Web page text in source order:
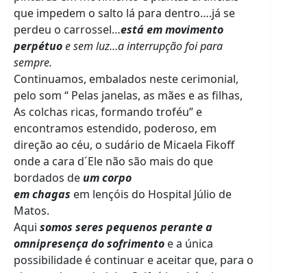
que impedem o salto lá para dentro….já se
perdeu o carrossel…está em movimento
perpétuoe sem luz…a interrupção foi para
sempre.
Continuamos, embalados neste cerimonial,
pelo som “ Pelas janelas, as mães e as filhas,
As colchas ricas, formando troféu” e
encontramos estendido, poderoso, em
direção ao céu, o sudário de Micaela Fikoff
onde a cara d´Ele não são mais do que
bordados deum corpo
em chagas em lençóis do Hospital Júlio de
Matos.
Aqui somos seres pequenos perante a
omnipresença do sofrimento e a única
possibilidade é continuar e aceitar que, para o